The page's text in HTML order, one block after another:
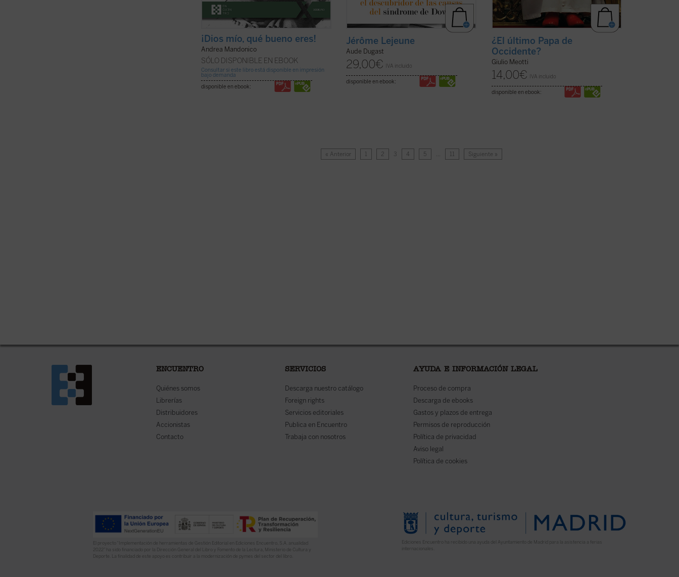
¡Dios mío, qué bueno eres!
Andrea Mandonico
SÓLO DISPONIBLE EN EBOOK
Consultar si este libro está disponible en impresión
bajo demanda
disponible en ebook:
Jérôme Lejeune
Aude Dugast
29,00€ IVA incluido
disponible en ebook:
¿El último Papa de
Occidente?
Giulio Meotti
14,00€ IVA incluido
disponible en ebook:
« Anterior 1 2 3 4 5 … 11 Siguiente »
ENCUENTRO
Quiénes somos
Librerías
Distribuidores
Accionistas
Contacto
SERVICIOS
Descarga nuestro catálogo
Foreign rights
Servicios editoriales
Publica en Encuentro
Trabaja con nosotros
AYUDA E INFORMACIÓN LEGAL
Proceso de compra
Descarga de ebooks
Gastos y plazos de entrega
Permisos de reproducción
Política de privacidad
Aviso legal
Política de cookies
El proyecto “Implementación de herramientas de Gestión Editorial en Ediciones Encuentro, S.A. anualidad
2022” ha sido financiado por la Dirección General del Libro y Fomento de la Lectura, Ministerio de Cultura y
Deporte. La finalidad de este apoyo es contribuir a la modernización de pymes del sector del libro.
Ediciones Encuentro ha recibido una ayuda del Ayuntamiento de Madrid para la asistencia a ferias